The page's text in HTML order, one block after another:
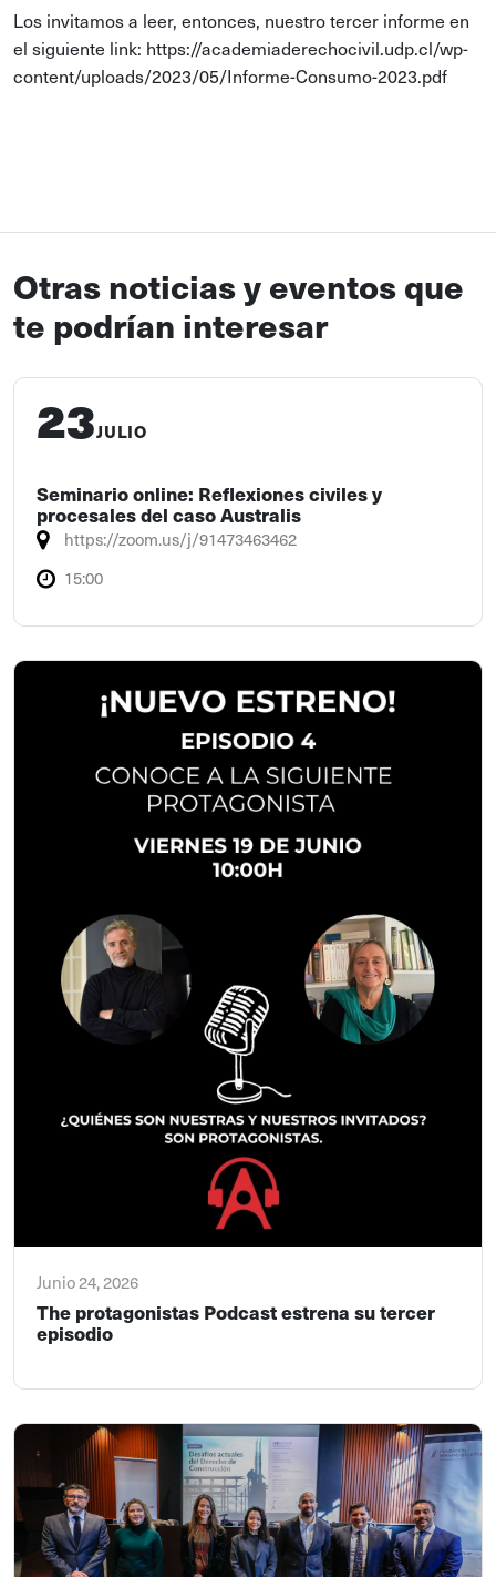
Los invitamos a leer, entonces, nuestro tercer informe en
el siguiente link: https://academiaderechocivil.udp.cl/wp-
content/uploads/2023/05/Informe-Consumo-2023.pdf
Otras noticias y eventos que
te podrían interesar
23JULIO
Seminario online: Reflexiones civiles y
procesales del caso Australis
https://zoom.us/j/91473463462
15:00
Junio 24, 2026
The protagonistas Podcast estrena su tercer
episodio